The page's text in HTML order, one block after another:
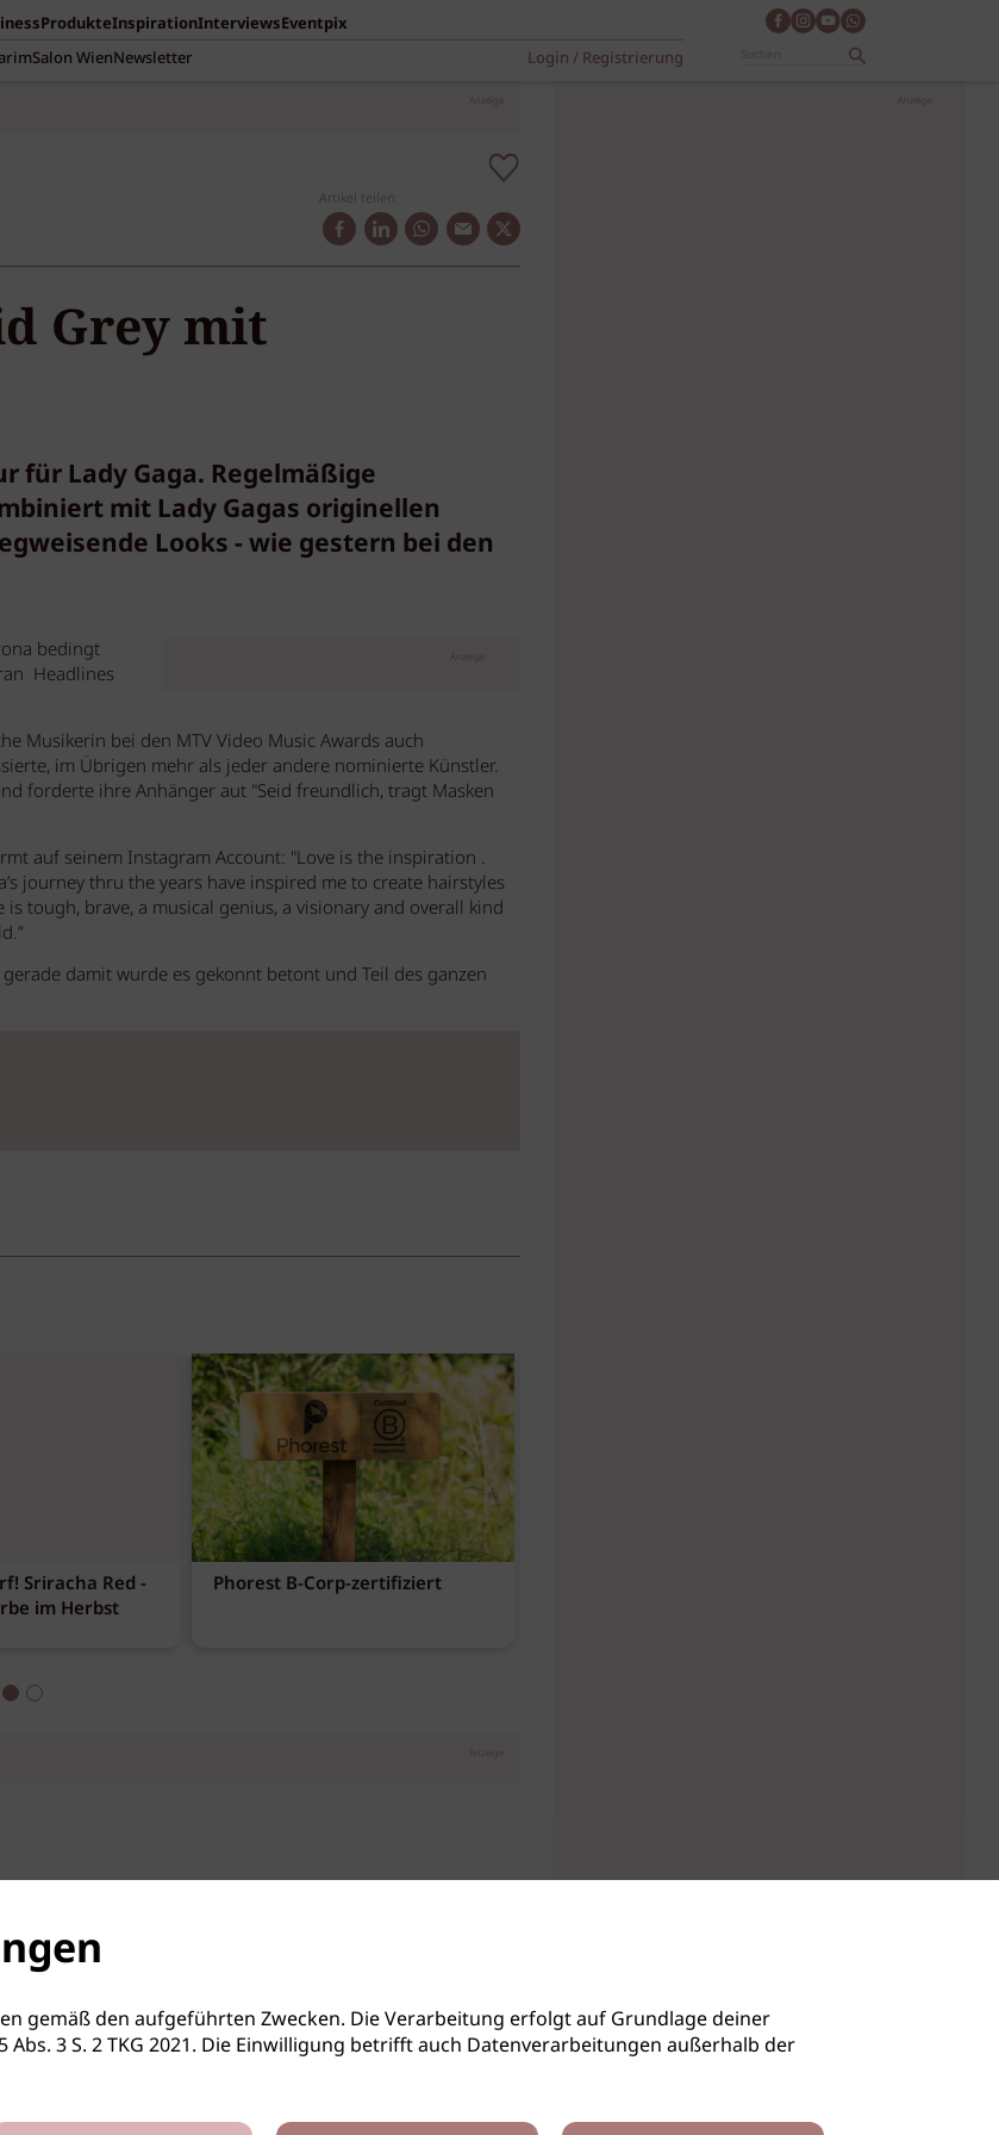
ProdukteInspirationInterviewsEventpix
imSalon WienNewsletter Login / Registrierung
Anzeige
Artikel teilen:
Grey mit
für Lady Gaga. Regelmäßige
mit Lady Gagas originellen
Looks - wie gestern bei den
Anzeige
bedingt
Headlines
Musikerin bei den MTV Video Music Awards auch
im Übrigen mehr als jeder andere nominierte Künstler.
forderte ihre Anhänger aut "Seid freundlich, tragt Masken
auf seinem Instagram Account: "Love is the inspiration .
journey thru the years have inspired me to create hairstyles
tough, brave, a musical genius, a visionary and overall kind
damit wurde es gekonnt betont und Teil des ganzen
Sriracha Red -
im Herbst
Phorest B-Corp-zertifiziert
Anzeige
Anzeige
gemäß den aufgeführten Zwecken. Die Verarbeitung erfolgt auf Grundlage deiner
Abs. 3 S. 2 TKG 2021. Die Einwilligung betrifft auch Datenverarbeitungen außerhalb der